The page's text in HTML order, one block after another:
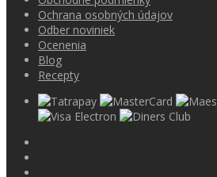
Ochrana osobných údajov
Odber noviniek
Ocenenia
Blog
Recepty